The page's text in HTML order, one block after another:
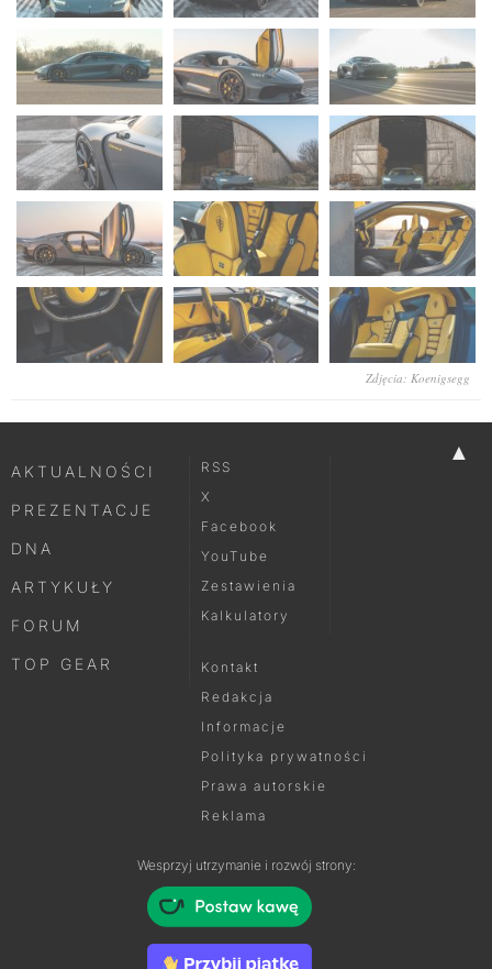
Zdjęcia: Koenigsegg
▲
AKTUALNOŚCI
PREZENTACJE
DNA
ARTYKUŁY
FORUM
TOP GEAR
RSS
X
Facebook
YouTube
Zestawienia
Kalkulatory
Kontakt
Redakcja
Informacje
Polityka prywatności
Prawa autorskie
Reklama
Wesprzyj utrzymanie i rozwój strony: